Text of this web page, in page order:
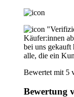
Käufer:innen
bei uns gekauft
alle, die ein
Bewertet mit 5
Bewertung